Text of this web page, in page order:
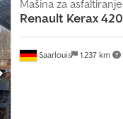
z
n
t
Saarlouis 1.237 km
Mašina za asfaltiranje
Renault Kerax